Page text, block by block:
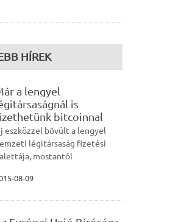
HÍREK
a lengyel
is
bitcoinnal
eszközzel bővült a lengyel
légitársaság fizetési
mostantól
08-09